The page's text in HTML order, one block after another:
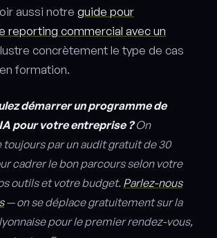
aussi notre guide pour
reporting commercial avec un
concrètement le type de cas
formation.
démarrer un programme de
pour votre entreprise ?On
par un audit gratuit de 30
cadrer le bon parcours selon votre
outils et votre budget. Parlez-nous
— on se déplace gratuitement sur la
pour le premier rendez-vous,